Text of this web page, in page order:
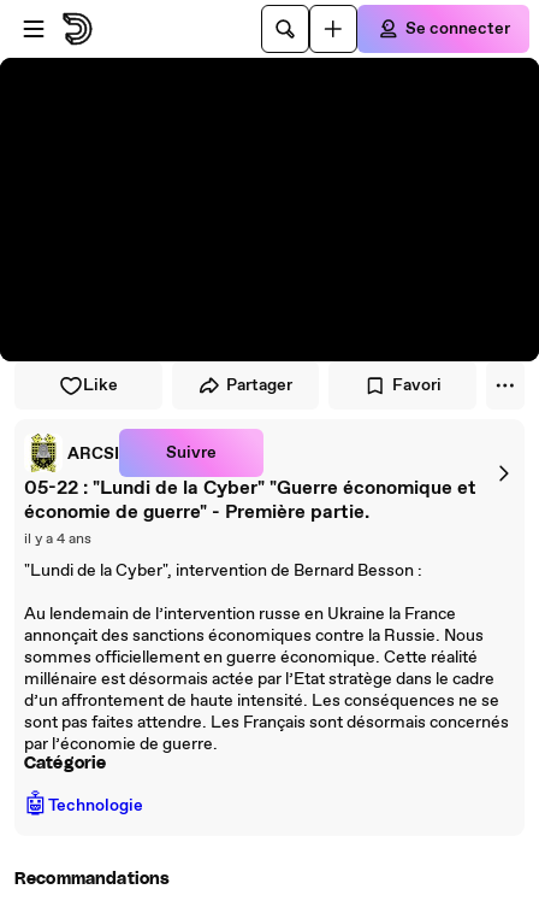
Passer au player
Passer au contenu principal
Se connecter
Like Partager Favori
ARCSI Suivre
05-22 : "Lundi de la Cyber" "Guerre économique et
économie de guerre" - Première partie.
il y a 4 ans
"Lundi de la Cyber", intervention de Bernard Besson :
Au lendemain de l’intervention russe en Ukraine la France
annonçait des sanctions économiques contre la Russie. Nous
sommes officiellement en guerre économique. Cette réalité
millénaire est désormais actée par l’Etat stratège dans le cadre
d’un affrontement de haute intensité. Les conséquences ne se
sont pas faites attendre. Les Français sont désormais concernés
par l’économie de guerre.
Catégorie
🤖Technologie
Recommandations